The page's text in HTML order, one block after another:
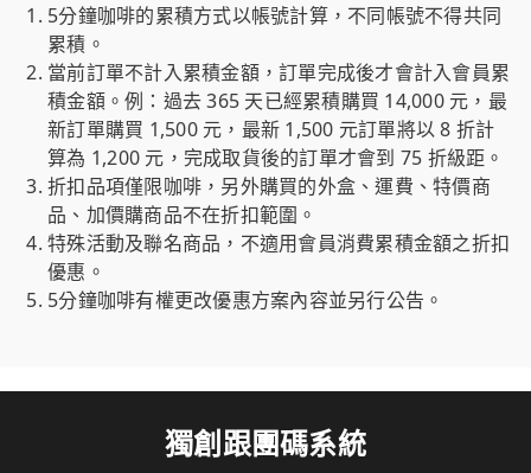
5分鐘咖啡的累積方式以帳號計算，不同帳號不得共同
累積。
當前訂單不計入累積金額，訂單完成後才會計入會員累
積金額。例：過去 365 天已經累積購買 14,000 元，最
新訂單購買 1,500 元，最新 1,500 元訂單將以 8 折計
算為 1,200 元，完成取貨後的訂單才會到 75 折級距。
折扣品項僅限咖啡，另外購買的外盒、運費、特價商
品、加價購商品不在折扣範圍。
特殊活動及聯名商品，不適用會員消費累積金額之折扣
優惠。
5分鐘咖啡有權更改優惠方案內容並另行公告。
獨創跟團碼系統